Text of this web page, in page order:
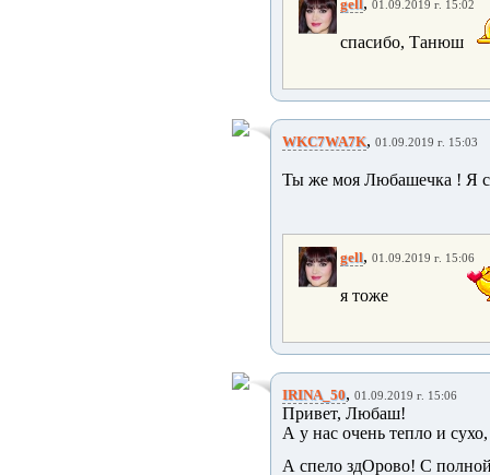
gell 01.09.2019 г. 15:02
спасибо, Танюш
WKC7WA7K, 01.09.2019 г. 15:03
Ты же моя Любашечка ! Я
gell, 01.09.2019 г. 15:06
я тоже
IRINA_50, 01.09.2019 г. 15:06
Привет, Любаш!
А у нас очень тепло и
А спело здОрово! С